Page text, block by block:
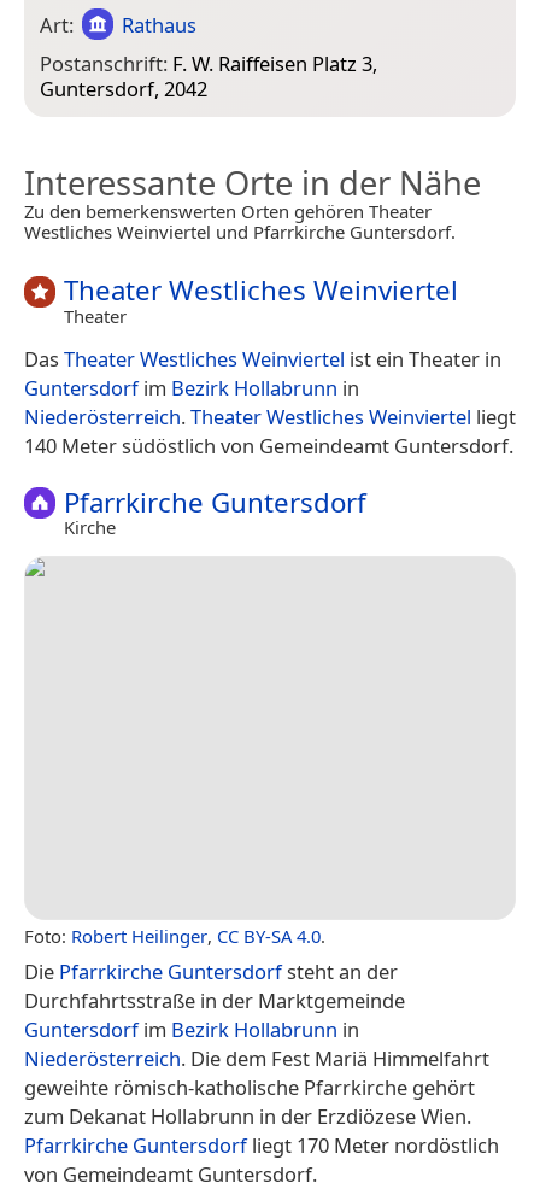
Art:
Rathaus
Postanschrift: F. W. Raiffeisen Platz 3,
Guntersdorf, 2042
Interessante Orte in der Nähe
Zu den bemerkenswerten Orten gehören Theater
Westliches Weinviertel und Pfarrkirche Guntersdorf.
Theater Westliches Weinviertel
Theater
Das Theater Westliches Weinviertel ist ein Theater in
Guntersdorfim Bezirk Hollabrunn in
Niederösterreich.Theater Westliches Weinviertel liegt
140 Meter südöstlich von Gemeindeamt Guntersdorf.
Pfarrkirche Guntersdorf
Kirche
Foto: Robert Heilinger, CC BY-SA 4.0.
Die Pfarrkirche Guntersdorfsteht an der
Durchfahrtsstraße in der Marktgemeinde
Guntersdorfim Bezirk Hollabrunn in
Niederösterreich. Die dem Fest Mariä Himmelfahrt
geweihte römisch-katholische Pfarrkirche gehört
zum Dekanat Hollabrunn in der Erzdiözese Wien.
Pfarrkirche Guntersdorfliegt 170 Meter nordöstlich
von Gemeindeamt Guntersdorf.